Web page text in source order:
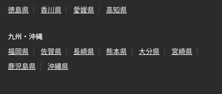
徳島県
香川県 愛媛県 高知県
九州・沖縄
福岡県
佐賀県 長崎県 熊本県 大分県
宮崎県
鹿児島県
沖縄県